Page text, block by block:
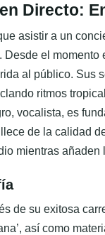
Directo:
asistir a un
el
al público. Sus
ritmos
vocalista, es
de la calidad
mientras añaden
de su exitosa
así como